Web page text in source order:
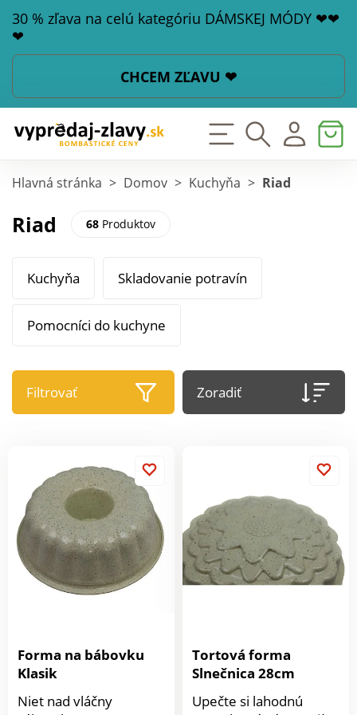
30 % zľava na celú kategóriu DÁMSKEJ MÓDY ❤❤
❤
CHCEM ZĽAVU ❤
Hlavná stránka > Domov > Kuchyňa > Riad
Riad 68Produktov
Kuchyňa Skladovanie potravín
Pomocníci do kuchyne
Filtrovať Zoradiť
Forma na bábovku
Klasik
Niet nad vláčny
Tortová forma
Slnečnica 28cm
Upečte si lahodnú